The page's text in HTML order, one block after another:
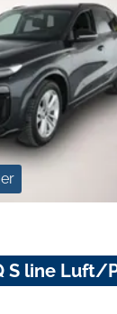
S line